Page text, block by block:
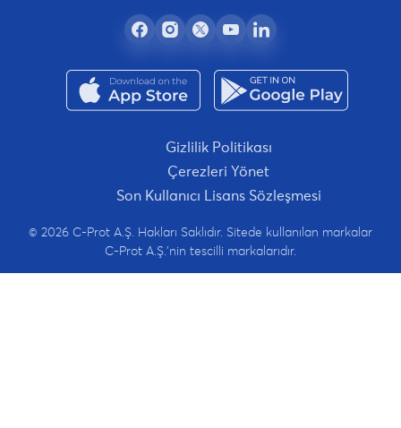
Gizlilik Politikası
Çerezleri Yönet
Son Kullanıcı Lisans Sözleşmesi
© 2026 C-Prot A.Ş. Hakları Saklıdır. Sitede kullanılan markalar
C-Prot A.Ş.'nin tescilli markalarıdır.